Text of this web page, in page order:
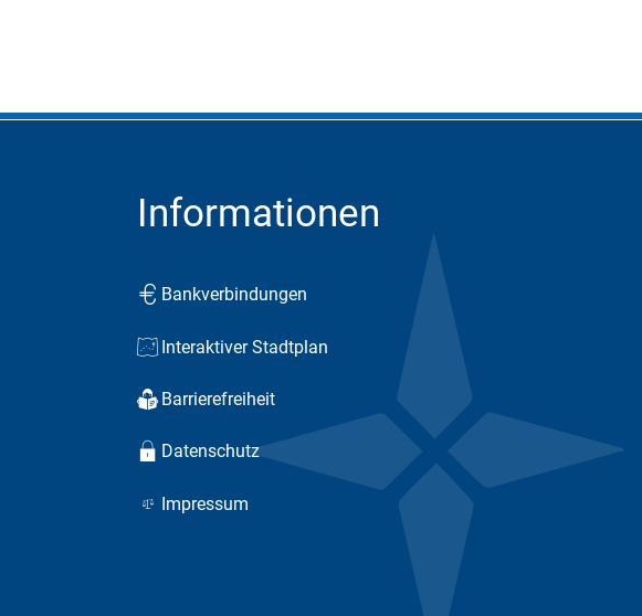
Informationen
Bankverbindungen
Interaktiver Stadtplan
Barrierefreiheit
Datenschutz
Impressum